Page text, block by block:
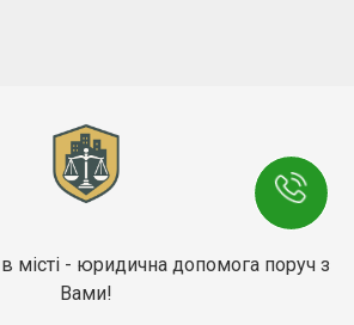
місті - юридична допомога поруч з
Вами!